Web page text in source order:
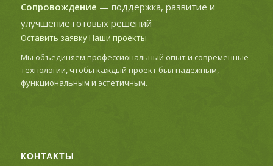
Сопровождение — поддержка, развитие и
улучшение готовых решений
Оставить заявкуНаши проекты
Мы объединяем профессиональный опыт и современные
технологии, чтобы каждый проект был надежным,
функциональным и эстетичным.
КОНТАКТЫ